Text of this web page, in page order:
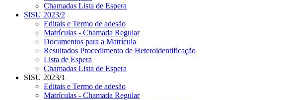
Chamadas Lista de Espera
SISU 2023/2
Editais e Termo de adesão
Matrículas - Chamada Regular
Documentos para a Matrícula
Resultados Procedimento de Heteroidentificação
Lista de Espera
Chamadas Lista de Espera
SISU 2023/1
Editais e Termo de adesão
Matrículas - Chamada Regular